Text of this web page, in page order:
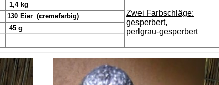
1,4 kg
Zwei Farbschläge:
gesperbert,
perlgrau-gesperbert
130 Eier (cremefarbig)
45 g